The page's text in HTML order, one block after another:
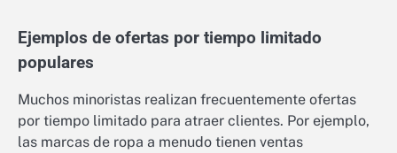
Ejemplos de ofertas por tiempo limitado
populares
Muchos minoristas realizan frecuentemente ofertas
por tiempo limitado para atraer clientes. Por ejemplo,
las marcas de ropa a menudo tienen ventas